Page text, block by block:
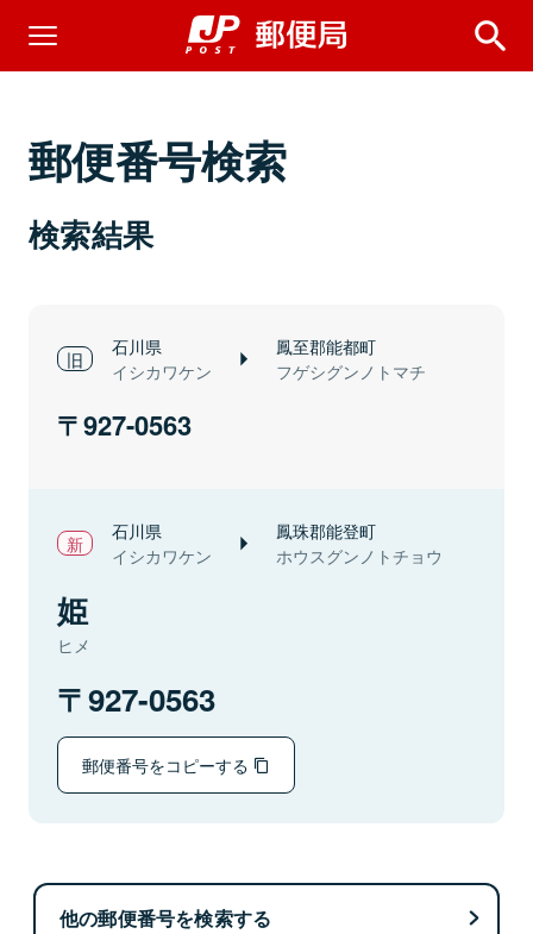
郵便番号検索
検索結果
石川県
イシカワケン
鳳至郡能都町
フゲシグンノトマチ
927-0563
石川県
イシカワケン
鳳珠郡能登町
ホウスグンノトチョウ
姫
ヒメ
927-0563
郵便番号をコピーする
他の郵便番号を検索する